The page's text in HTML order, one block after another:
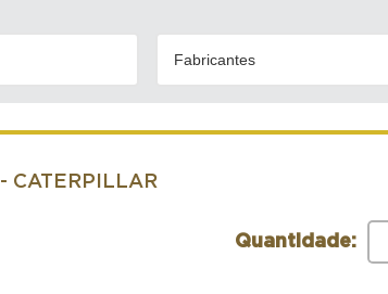
Fabricantes
- CATERPILLAR
Quantidade: